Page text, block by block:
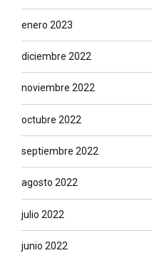
enero 2023
diciembre 2022
noviembre 2022
octubre 2022
septiembre 2022
agosto 2022
julio 2022
junio 2022